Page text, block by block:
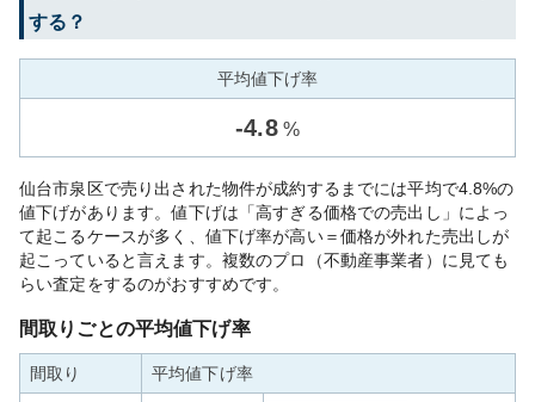
する？
平均値下げ率
-4.8 %
仙台市泉区で売り出された物件が成約するまでには平均で4.8%の
値下げがあります。値下げは「高すぎる価格での売出し」によっ
て起こるケースが多く、値下げ率が高い＝価格が外れた売出しが
起こっていると言えます。複数のプロ（不動産事業者）に見ても
らい査定をするのがおすすめです。
間取りごとの平均値下げ率
間取り 平均値下げ率